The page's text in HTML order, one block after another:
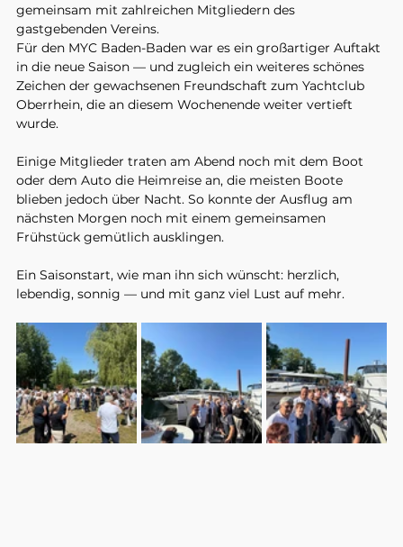
gemeinsam mit zahlreichen Mitgliedern des
gastgebenden Vereins.
Für den MYC Baden-Baden war es ein großartiger Auftakt
in die neue Saison — und zugleich ein weiteres schönes
Zeichen der gewachsenen Freundschaft zum Yachtclub
Oberrhein, die an diesem Wochenende weiter vertieft
wurde.
Einige Mitglieder traten am Abend noch mit dem Boot
oder dem Auto die Heimreise an, die meisten Boote
blieben jedoch über Nacht. So konnte der Ausflug am
nächsten Morgen noch mit einem gemeinsamen
Frühstück gemütlich ausklingen.
Ein Saisonstart, wie man ihn sich wünscht: herzlich,
lebendig, sonnig — und mit ganz viel Lust auf mehr.